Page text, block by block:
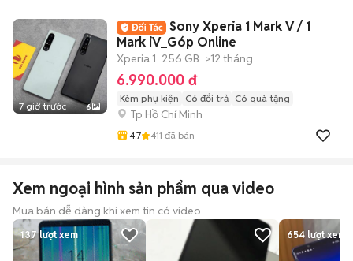
7 giờ trước 6
Sony Xperia 1 Mark V / 1
Mark iV_Góp Online
Xperia 1 256 GB >12 tháng
6.990.000 đ
Kèm phụ kiện Có đổi trả Có quà tặng
Tp Hồ Chí Minh
4.7 411 đã bán
Xem ngoại hình sản phẩm qua video
Mua bán dễ dàng khi xem tin có video
137lượt xem 654 lượt xem